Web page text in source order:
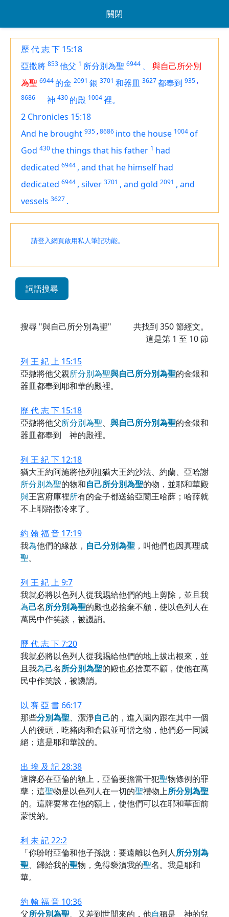
關閉
歷 代 志 下 15:18
亞撒將 853他父 1 所分別為聖 6944 、
與自己所分別
為聖 6944 的金 2091 銀 3701 和器皿 3627都奉到 935 ,
8686
神 430 的殿 1004裡。
2 Chronicles 15:18
And he brought 935 ,8686 into the house 1004of
God 430the things that his father 1 had
dedicated 6944 , and that he himself had
dedicated 6944 , silver 3701 , and gold 2091 , and
vessels 3627 .
請登入網頁啟用私人筆記功能。
詞語搜尋
搜尋 "與自己所分別為聖" 共找到 350節經文。
這是第 1 至 10 節
列 王 紀 上 15:15
亞撒將他父親所分別為聖與自己所分別為聖的金銀和
器皿都奉到耶和華的殿裡。
歷 代 志 下 15:18
亞撒將他父所分別為聖、 與自己所分別為聖的金銀和
器皿都奉到 神的殿裡。
列 王 紀 下 12:18
猶大王約阿施將他列祖猶大王約沙法、約蘭、亞哈謝
所分別為聖的物和自己所分別為聖的物，並耶和華殿
與王宮府庫裡所有的金子都送給亞蘭王哈薛；哈薛就
不上耶路撒冷來了。
約 翰 福 音 17:19
我為他們的緣故， 自己分別為聖 ，叫他們也因真理成
聖。
列 王 紀 上 9:7
我就必將以色列人從我賜給他們的地上剪除，並且我
為己名所分別為聖的殿也必捨棄不顧，使以色列人在
萬民中作笑談，被譏誚。
歷 代 志 下 7:20
我就必將以色列人從我賜給他們的地上拔出根來，並
且我為己名所分別為聖的殿也必捨棄不顧，使他在萬
民中作笑談，被譏誚。
以 賽 亞 書 66:17
那些分別為聖、潔淨自己的，進入園內跟在其中一個
人的後頭，吃豬肉和倉鼠並可憎之物，他們必一同滅
絕；這是耶和華說的。
出 埃 及 記 28:38
這牌必在亞倫的額上，亞倫要擔當干犯聖物條例的罪
孽；這聖物是以色列人在一切的聖禮物上所分別為聖
的。這牌要常在他的額上，使他們可以在耶和華面前
蒙悅納。
利 未 記 22:2
「你吩咐亞倫和他子孫說：要遠離以色列人所分別為
聖、歸給我的聖物，免得褻瀆我的聖名。我是耶和
華。
約 翰 福 音 10:36
父所分別為聖、又差到世間來的，他自稱是 神的兒